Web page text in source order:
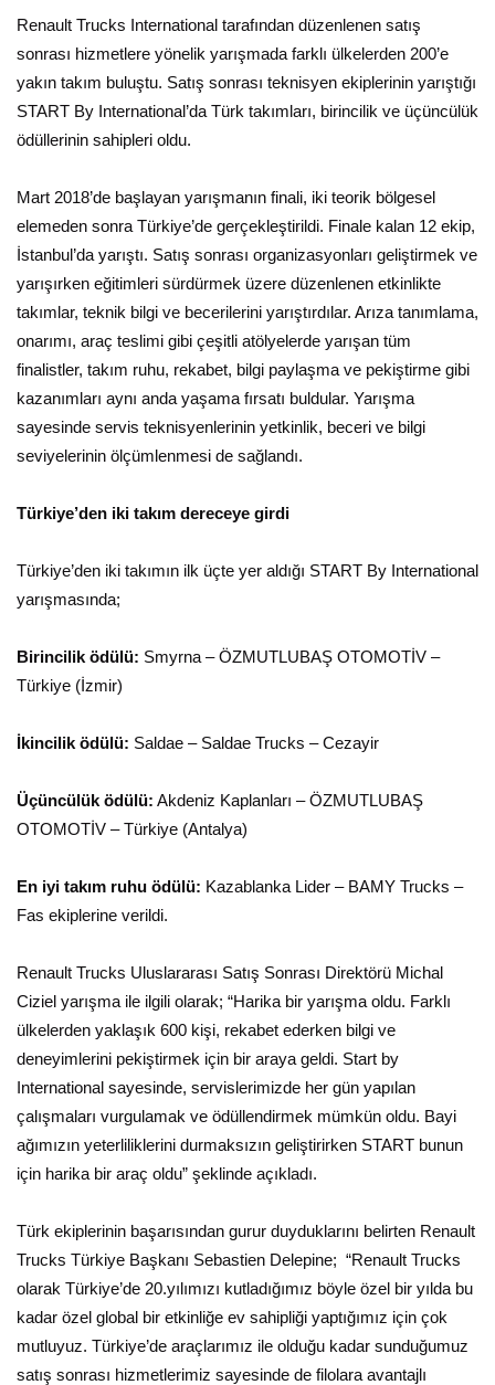
Renault Trucks International tarafından düzenlenen satış
sonrası hizmetlere yönelik yarışmada farklı ülkelerden 200’e
yakın takım buluştu. Satış sonrası teknisyen ekiplerinin yarıştığı
START By International’da Türk takımları, birincilik ve üçüncülük
ödüllerinin sahipleri oldu.
Mart 2018’de başlayan yarışmanın finali, iki teorik bölgesel
elemeden sonra Türkiye’de gerçekleştirildi. Finale kalan 12 ekip,
İstanbul’da yarıştı. Satış sonrası organizasyonları geliştirmek ve
yarışırken eğitimleri sürdürmek üzere düzenlenen etkinlikte
takımlar, teknik bilgi ve becerilerini yarıştırdılar. Arıza tanımlama,
onarımı, araç teslimi gibi çeşitli atölyelerde yarışan tüm
finalistler, takım ruhu, rekabet, bilgi paylaşma ve pekiştirme gibi
kazanımları aynı anda yaşama fırsatı buldular. Yarışma
sayesinde servis teknisyenlerinin yetkinlik, beceri ve bilgi
seviyelerinin ölçümlenmesi de sağlandı.
Türkiye’den iki takım dereceye girdi
Türkiye’den iki takımın ilk üçte yer aldığı START By International
yarışmasında;
Birincilik ödülü: Smyrna – ÖZMUTLUBAŞ OTOMOTİV –
Türkiye (İzmir)
İkincilik ödülü: Saldae – Saldae Trucks – Cezayir
Üçüncülük ödülü: Akdeniz Kaplanları – ÖZMUTLUBAŞ
OTOMOTİV – Türkiye (Antalya)
En iyi takım ruhu ödülü: Kazablanka Lider – BAMY Trucks –
Fas ekiplerine verildi.
Renault Trucks Uluslararası Satış Sonrası Direktörü Michal
Ciziel yarışma ile ilgili olarak; “Harika bir yarışma oldu. Farklı
ülkelerden yaklaşık 600 kişi, rekabet ederken bilgi ve
deneyimlerini pekiştirmek için bir araya geldi. Start by
International sayesinde, servislerimizde her gün yapılan
çalışmaları vurgulamak ve ödüllendirmek mümkün oldu. Bayi
ağımızın yeterliliklerini durmaksızın geliştirirken START bunun
için harika bir araç oldu” şeklinde açıkladı.
Türk ekiplerinin başarısından gurur duyduklarını belirten Renault
Trucks Türkiye Başkanı Sebastien Delepine; “Renault Trucks
olarak Türkiye’de 20.yılımızı kutladığımız böyle özel bir yılda bu
kadar özel global bir etkinliğe ev sahipliği yaptığımız için çok
mutluyuz. Türkiye’de araçlarımız ile olduğu kadar sunduğumuz
satış sonrası hizmetlerimiz sayesinde de filolara avantajlı